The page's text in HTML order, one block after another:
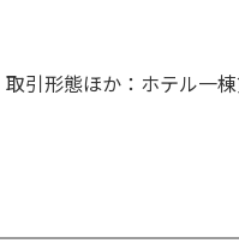
引形態ほか：ホテル一